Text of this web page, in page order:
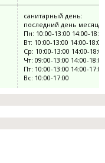
санитарный день:
последний день месяца
Пн: 10:00-13:00 14:00-
Вт: 10:00-13:00 14:00-18:00
Ср: 10:00-13:00 14:00-18:00
Чт: 09:00-13:00 14:00-18:00
Пт: 10:00-13:00 14:00-17:00
Вс: 10:00-17:00